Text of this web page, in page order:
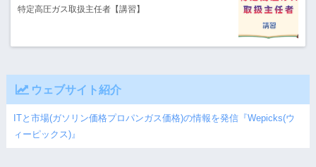
5 電話番号*必須
6 メールアドレス *必須
特定高圧ガス取扱主任者【講習】
ウェブサイト紹介
ITと市場(ガソリン価格プロパンガス価格)の情報を発信『Wepicks(ウ
ィーピックス)』